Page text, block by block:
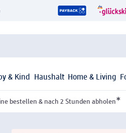
& Kind Haushalt Home & Living
bestellen & nach 2 Stunden abholen*